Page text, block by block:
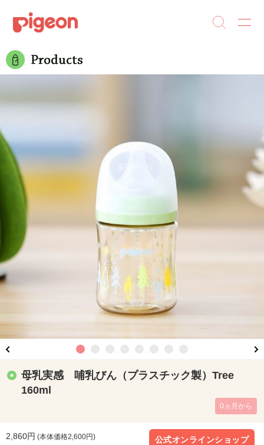
母乳実感 哺乳びん（プラスチック製）Tree
160ml
0ヵ月から
2,860円 (本体価格2,600円) 公式オンラインショップ